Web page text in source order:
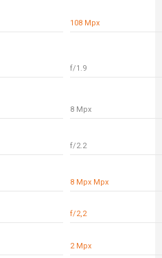
108 Mpx
f/1.9
8 Mpx
f/2.2
8 Mpx Mpx
f/2,2
2 Mpx